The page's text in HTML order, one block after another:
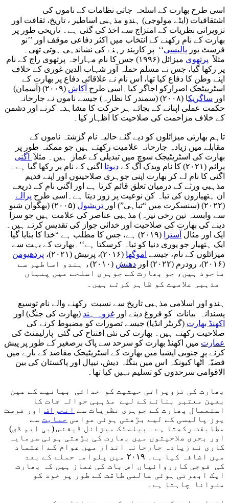
اشتقاقیات (ایٹے مولوجی) ہندو مذہبی اساطیر ، تاریخ، ثقافت اور
تزویراتی نظریات کے امتزاج سے اخذ کی گئی ہے۔ تاریخی طور پر
بھارت کے نام رکھنے کے انتخاب میں اکثر دفاعی موقف اور ’’نو
فرسٹ یوز پالیسی‘‘ پر کاربند رہنے کی نشاندہی ہوتی تھی۔
مثلاََ پرتھوی
میزائل (۱۹۹۶) جس کا نام مہاراجہ پرتھوی راج کے نام
پر رکھا گیا، جس نے مسلم حملہ آور شہاب الدین غوری کے خلاف
اپنے وطن کا دفاع کیا تھا، اس نام نے علاقائی دفاع پر بھارت کے
اسٹرییٹجک اصرارکو اجاگر کیا۔اسی طرح آکاش
(۲۰۰۹) (آسمان)
اور ساگریک
ا (۲۰۰۸) (سمندر کا نظارہ) جیسے ناموں نے جارحانہ
حکمت عملی اپنانے کے بجائے ہر حرکت کا مشاہدہ کرنے اور دشمن
کے خلاف مزاحمت کی صلاحیت کا اظہار کیا۔
مقابلے میں زیادہ جارحانہ علامیت رکھتے ہیں جو ممکنہ طور پر
بھارت کی اسٹریٹیجک سوچ میں تبدیلی کے غماز ہیں۔ مثلاََ اگنی
پرائم (۲۰۲۱) کا نام ویدک آگ کے
دیوتا اگنی کے نام پر رکھا گیا ہے۔
اگنی کا نام لے کر بھارت اپنی جوہری صلاحیتوں اور اپنے قدیم
مذہبی ورثے کے درمیان تعلق قائم کرتا ہے اور اگنی نام کے ذریعے
ان ہتھیاروں کی تباہ کن نوعیت پر زور دیتا ہے۔اسی طرح پرالے
(۲۰۲۲) (سنسکرت میں “تباہی”) اور
تریشول
(۲۰۰۵) (بھگوان شیو
سے وابستہ تین رخی نیزہ) مذہبی عناصر کی علامت ہیں جو سزا
دینے کی بھارت کی صلاحیت اور خدائی جواز کی تقدیس کرتے ہیں۔
ایک اور مثال آسترا
(۲۰۱۹) ہے، جس کا مطلب ہے “خدا کا بنایا گیا
ایک ہتھیار جو پوری دنیا کو تباہ کرسکتا ہے‘‘۔بھارت کے بہت سے
میزائلوں کے نام، جیسے اموگھا (۲۰۱۶)، پرنیش (۲۰۲۱)،
پردھیومن
(۲۰۱۶)، رودرم (۲۰۲۲) اور
دھنش
(۲۰۱۰)، ہندو اساطیر سے
ماخوذ ہیں، جو بھارت کے جوہری اسلحے میں پنہاں
پسندانہ بیانات کو فروغ دینے اور غزوہ ہند (بھارت کی جنگ) اور
اکھنڈ بھارت (گریٹر انڈیا) جیسے تصورات کو مضبوط کرنے کی
صلاحیت رکھتے ہیں۔ بھارت کی نئی افتتاح کی گئی پارلیمنٹ کی
عمارت میں اکھنڈ بھارت کو سرحد سے پاک برصغیر کے طور پر پیش
کرنے پر جنوبی ایشیا میں بھارت کے اسٹریٹیجک مقاصد کے بارے میں
قضیّہ اُٹھا کیونکہ اس میں بنگلہ دیش، نیپال اور پاکستان کی بین
الاقوامی سرحدوں کو تسلیم نہیں کیا تھا۔
بعین معتبر بنانے کے لیے مذہبی حوالہ جات کا
استعمال بھارت کے جوہری نظریات سے انحراف اور فرسٹ
یوز پالیسی کے لیے بڑھتی ہوئی عوامی حمایت سے
مطابقت رکھتا ہے۔ بیلسٹک میزائل ڈیفنس (بی ایم ڈی)
اور بحری صلاحیتوں میں بھارت کی بڑھتی ہوئی سرمایہ
کاری نے زیادہ جارحانہ انداز میں عوام کے اعتماد
میں اضافہ کیا ہے۔ ۲۰۱۹ میں پلوامہ حملے کے بعد
کی فوجی کارروائیاں اس بات کی غماز ہیں کہ بھارت
ایک ابھرتی ہوئی عالمی طاقت کے طور پر خود کو
منوانا چاہتا ہے۔